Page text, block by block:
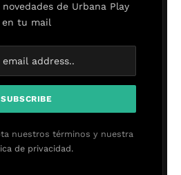
de Urbana Play
en tu mail
nuestros términos y nuestra
de privacidad.